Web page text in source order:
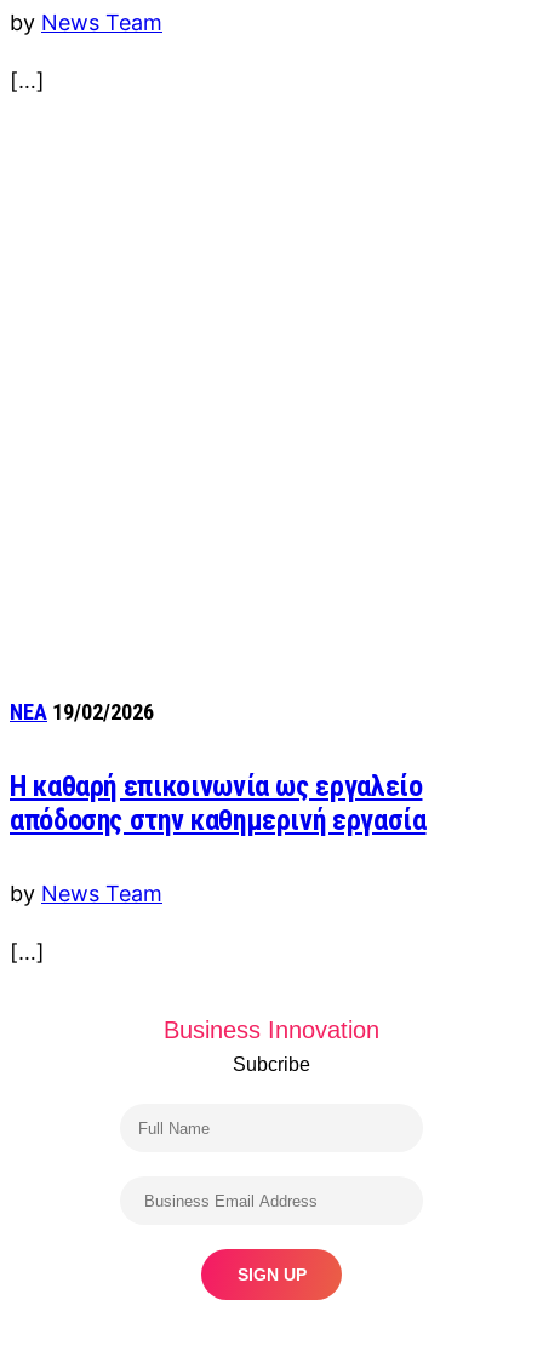
by News Team
[…]
ΝΕΑ 19/02/2026
Η καθαρή επικοινωνία ως εργαλείο
απόδοσης στην καθημερινή εργασία
by News Team
[…]
Business Innovation
Subcribe